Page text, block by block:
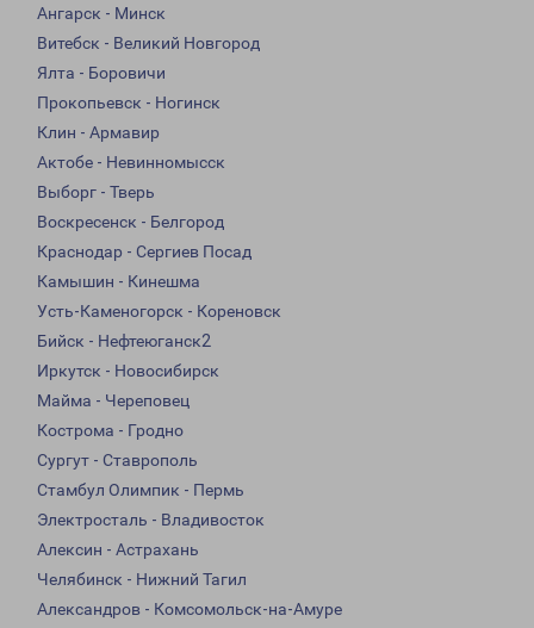
Ангарск - Минск
Витебск - Великий Новгород
Ялта - Боровичи
Прокопьевск - Ногинск
Клин - Армавир
Актобе - Невинномысск
Выборг - Тверь
Воскресенск - Белгород
Краснодар - Сергиев Посад
Камышин - Кинешма
Усть-Каменогорск - Кореновск
Бийск - Нефтеюганск2
Иркутск - Новосибирск
Майма - Череповец
Кострома - Гродно
Сургут - Ставрополь
Стамбул Олимпик - Пермь
Электросталь - Владивосток
Алексин - Астрахань
Челябинск - Нижний Тагил
Александров - Комсомольск-на-Амуре